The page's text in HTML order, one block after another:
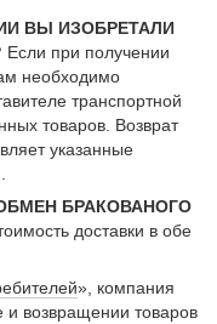
ВЫ ИЗОБРЕТАЛИ
Если при получении
необходимо
транспортной
товаров. Возврат
указанные
БРАКОВАНОГО
доставки в обе
», компания
и возвращении товаров